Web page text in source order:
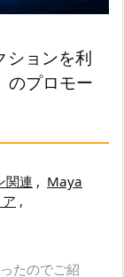
ションを利
のプロモー
関連 , Maya
,
たのでご紹